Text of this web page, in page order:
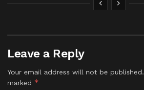
Leave a Reply
Your email address will not be published.
marked *